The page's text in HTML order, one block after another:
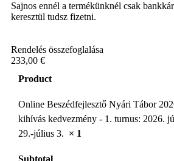
Rendelés összefoglalása
233,00 €
Product
Online Beszédfejlesztő Nyári Tábor
kihívás kedvezmény - 1. turnus: 2026.
29.-július 3. × 1
Subtotal
Sajnos ennél a termékünknél csak
keresztül tudsz fizetni.